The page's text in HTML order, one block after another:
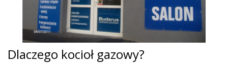
Dlaczego kocioł gazowy?